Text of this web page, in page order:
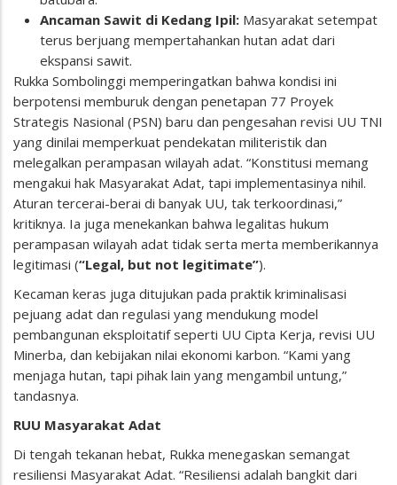
Ancaman Sawit di Kedang Ipil: Masyarakat setempat
terus berjuang mempertahankan hutan adat dari
ekspansi sawit.
Rukka Sombolinggi memperingatkan bahwa kondisi ini
berpotensi memburuk dengan penetapan 77 Proyek
Strategis Nasional (PSN) baru dan pengesahan revisi UU TNI
yang dinilai memperkuat pendekatan militeristik dan
melegalkan perampasan wilayah adat. “Konstitusi memang
mengakui hak Masyarakat Adat, tapi implementasinya nihil.
Aturan tercerai-berai di banyak UU, tak terkoordinasi,”
kritiknya. Ia juga menekankan bahwa legalitas hukum
perampasan wilayah adat tidak serta merta memberikannya
legitimasi (“Legal, but not legitimate”).
Kecaman keras juga ditujukan pada praktik kriminalisasi
pejuang adat dan regulasi yang mendukung model
pembangunan eksploitatif seperti UU Cipta Kerja, revisi UU
Minerba, dan kebijakan nilai ekonomi karbon. “Kami yang
menjaga hutan, tapi pihak lain yang mengambil untung,”
tandasnya.
RUU Masyarakat Adat
Di tengah tekanan hebat, Rukka menegaskan semangat
resiliensi Masyarakat Adat. “Resiliensi adalah bangkit dari